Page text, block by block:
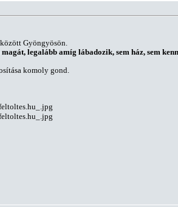
Gyöngyösön.
legalább amíg lábadozik, sem ház, sem
komoly gond.